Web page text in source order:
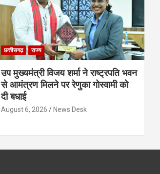
छत्तीसगढ़ राज्य
उप मुख्यमंत्री विजय शर्मा ने राष्ट्रपति भवन
से आमंत्रण मिलने पर रेणुका गोस्वामी को
दी बधाई
August 6, 2026 News Desk